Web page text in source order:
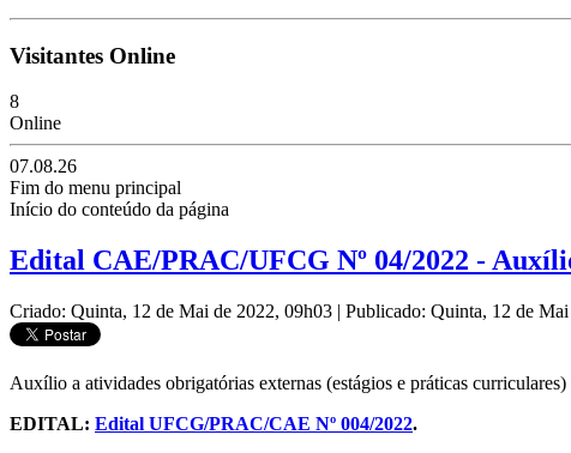
Visitantes Online
8
Online
07.08.26
Fim do menu principal
Início do conteúdo da página
Edital CAE/PRAC/UFCG Nº 04/2022 -
Criado: Quinta, 12 de Mai de 2022, 09h03 | Publicado: Quinta, 12 de
Auxílio a atividades obrigatórias externas (estágios e práticas
EDITAL: Edital UFCG/PRAC/CAE Nº 004/2022.